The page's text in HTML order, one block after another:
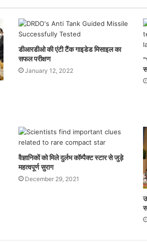
डीआरडीओ की एंटी टैंक गाइडेड मिसाइल का
सफल परीक्षण
January 12, 2022
वैज्ञानिकों को मिले दुर्लभ कॉम्पैक्ट स्टार से जुड़े
महत्वपूर्ण सुराग
December 29, 2021